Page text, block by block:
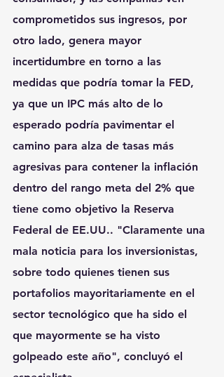
comprometidos sus ingresos, por
otro lado, genera mayor
incertidumbre en torno a las
medidas que podría tomar la FED,
ya que un IPC más alto de lo
esperado podría pavimentar el
camino para alza de tasas más
agresivas para contener la inflación
dentro del rango meta del 2% que
tiene como objetivo la Reserva
Federal de EE.UU.. "Claramente una
mala noticia para los inversionistas,
sobre todo quienes tienen sus
portafolios mayoritariamente en el
sector tecnológico que ha sido el
que mayormente se ha visto
golpeado este año", concluyó el